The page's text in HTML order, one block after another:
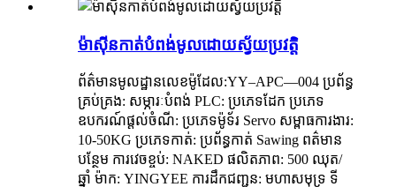
ម៉ាស៊ីនកាត់បំពង់មូលដោយស្វ័យប្រវត្តិ
ព័ត៌មានមូលដ្ឋានលេខម៉ូដែល:YY–APC—004 ប្រព័ន្ធ
គ្រប់គ្រង: សម្ភារៈបំពង់ PLC: ប្រភេទដែក ប្រភេទ
ឧបករណ៍ផ្តល់ចំណី: ប្រភេទម៉ូទ័រ Servo សម្ពាធការងារ:
10-50KG ប្រភេទកាត់: ប្រព័ន្ធកាត់ Sawing ពត៌មាន
បន្ថែម ការវេចខ្ចប់: NAKED ផលិតភាព: 500 ឈុត/
ឆ្នាំ ម៉ាក: YINGYEE ការដឹកជញ្ជូន: មហាសមុទ្រ ទី